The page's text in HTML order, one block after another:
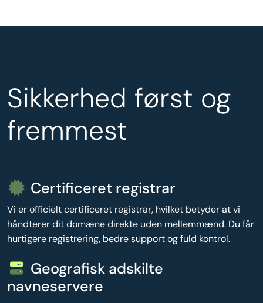
Sikkerhed først og
fremmest
Certificeret registrar
Vi er officielt certificeret registrar, hvilket betyder at vi
håndterer dit domæne direkte uden mellemmænd. Du får
hurtigere registrering, bedre support og fuld kontrol.
Geografisk adskilte
navneservere